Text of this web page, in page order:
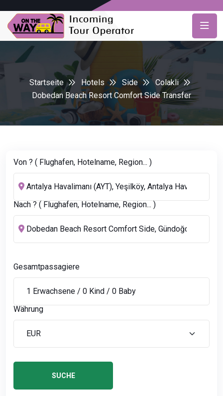
Startseite Hotels Side
Colakli
Dobedan Beach Resort Comfort Side Transfer
Von ? ( Flughafen, Hotelname, Region... )
Nach ? ( Flughafen, Hotelname, Region... )
Gesamtpassagiere
Währung
SUCHE